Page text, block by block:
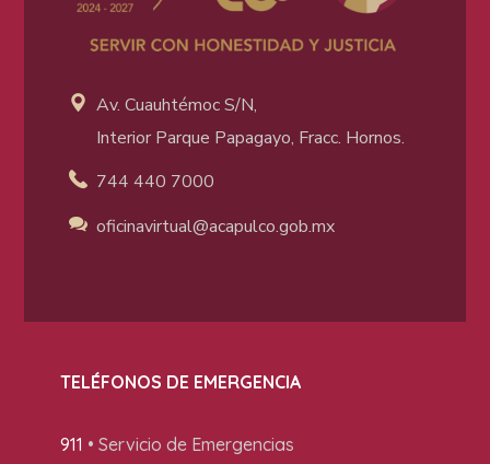
Av. Cuauhtémoc S/N,
Interior Parque Papagayo, Fracc. Hornos.
744 440 7000
oficinavirtual@acapulco.gob.mx
TELÉFONOS DE EMERGENCIA
911 • Servicio de Emergencias